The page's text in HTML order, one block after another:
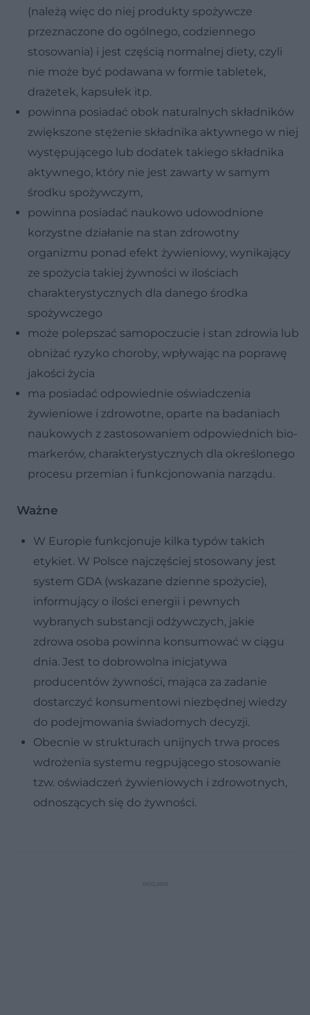
(należą więc do niej produkty spożywcze
przeznaczone do ogólnego, codziennego
stosowania) i jest częścią normalnej diety, czyli
nie może być podawana w formie tabletek,
drażetek, kapsułek itp.
powinna posiadać obok naturalnych składników
zwiększone stężenie składnika aktywnego w niej
występującego lub dodatek takiego składnika
aktywnego, który nie jest zawarty w samym
środku spożywczym,
powinna posiadać naukowo udowodnione
korzystne działanie na stan zdrowotny
organizmu ponad efekt żywieniowy, wynikający
ze spożycia takiej żywności w ilościach
charakterystycznych dla danego środka
spożywczego
może polepszać samopoczucie i stan zdrowia lub
obniżać ryzyko choroby, wpływając na poprawę
jakości życia
ma posiadać odpowiednie oświadczenia
żywieniowe i zdrowotne, oparte na badaniach
naukowych z zastosowaniem odpowiednich bio-
markerów, charakterystycznych dla określonego
procesu przemian i funkcjonowania narządu.
Ważne
W Europie funkcjonuje kilka typów takich
etykiet. W Polsce najczęściej stosowany jest
system GDA (wskazane dzienne spożycie),
informujący o ilości energii i pewnych
wybranych substancji odżywczych, jakie
zdrowa osoba powinna konsumować w ciągu
dnia. Jest to dobrowolna inicjatywa
producentów żywności, mająca za zadanie
dostarczyć konsumentowi niezbędnej wiedzy
do podejmowania świadomych decyzji.
Obecnie w strukturach unijnych trwa proces
wdrożenia systemu regpującego stosowanie
tzw. oświadczeń żywieniowych i zdrowotnych,
odnoszących się do żywności.